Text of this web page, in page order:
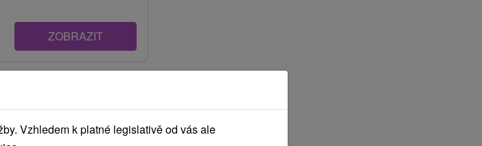
ZOBRAZIT
Spišská Nová Ves
Vzhledem k platné legislativě od vás ale